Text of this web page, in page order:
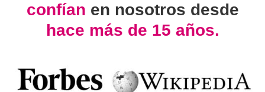
confían en nosotros desde
hace más de 15 años.